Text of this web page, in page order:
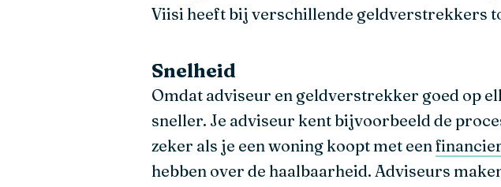
Viisi heeft bij verschillende geldverstrekkers
Snelheid
Omdat adviseur en geldverstrekker goed op
sneller. Je adviseur kent bijvoorbeeld de
zeker als je een woning koopt met een
hebben over de haalbaarheid. Adviseurs